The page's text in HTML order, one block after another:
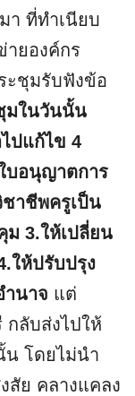
า ที่ทำเนียบ
ายองค์กร
ะชุมรับฟังข้อ
มในวันนั้น
ปแก้ไข 4
บอนุญาตการ
าชีพครูเป็น
3.ให้เปลี่ยน
ให้ปรับปรุง
ำนาจ แต่
ลับส่งไปให้
น โดยไม่นำ
สัย คลางแคลง